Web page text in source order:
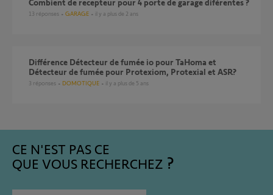
combient de recepteur pour 4 porte de garage diférentes ?
13 réponses GARAGE il y a plus de 2 ans
différence Détecteur de fumée io pour TaHoma et
Détecteur de fumée pour Protexiom, Protexial et ASR?
3 réponses DOMOTIQUE il y a plus de 5 ans
CE N'EST PAS CE
QUE VOUS RECHERCHEZ